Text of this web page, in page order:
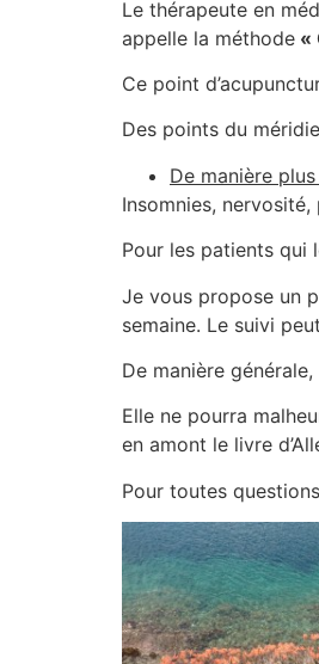
Le thérapeute en
appelle la méthode «
Ce point
Des points du
De manière
Insomnies,
Pour les patients qui
Je vous propose un
semaine. Le suivi
De manière
Elle ne pourra
en amont le livre
Pour toutes